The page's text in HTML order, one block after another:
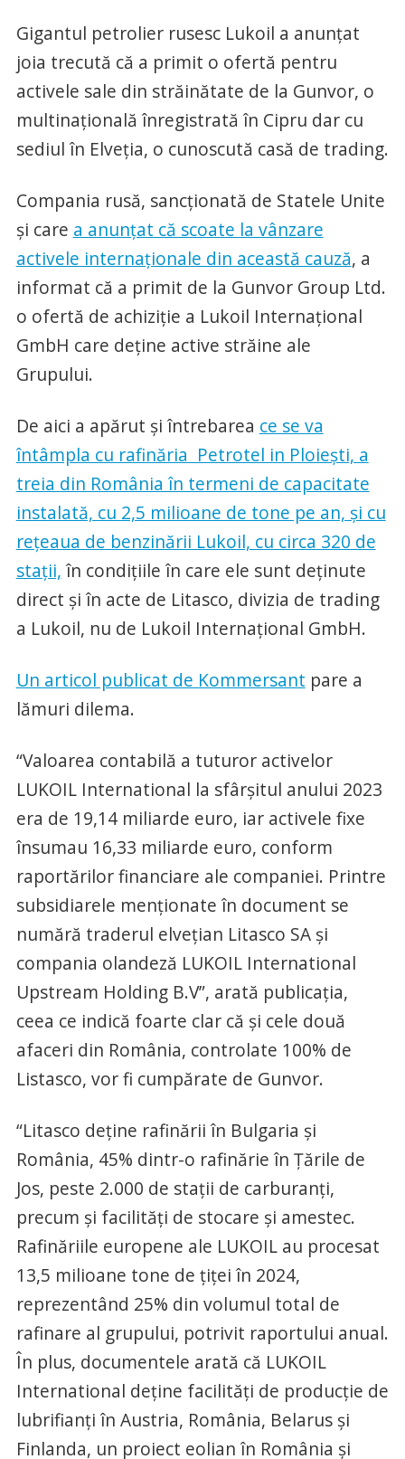
Gigantul petrolier rusesc Lukoil a anunțat
joia trecută că a primit o ofertă pentru
activele sale din străinătate de la Gunvor, o
multinațională înregistrată în Cipru dar cu
sediul în Elveția, o cunoscută casă de trading.
Compania rusă, sancționată de Statele Unite
și care a anunțat că scoate la vânzare
activele internaționale din această cauză, a
informat că a primit de la Gunvor Group Ltd.
o ofertă de achiziție a Lukoil Internațional
GmbH care deține active străine ale
Grupului.
De aici a apărut și întrebarea ce se va
întâmpla cu rafinăria Petrotel in Ploiești, a
treia din România în termeni de capacitate
instalată, cu 2,5 milioane de tone pe an, și cu
rețeaua de benzinării Lukoil, cu circa 320 de
stații,în condițiile în care ele sunt deținute
direct și în acte de Litasco, divizia de trading
a Lukoil, nu de Lukoil Internațional GmbH.
Un articol publicat de Kommersant pare a
lămuri dilema.
“Valoarea contabilă a tuturor activelor
LUKOIL International la sfârșitul anului 2023
era de 19,14 miliarde euro, iar activele fixe
însumau 16,33 miliarde euro, conform
raportărilor financiare ale companiei. Printre
subsidiarele menționate în document se
numără traderul elvețian Litasco SA și
compania olandeză LUKOIL International
Upstream Holding B.V”, arată publicația,
ceea ce indică foarte clar că și cele două
afaceri din România, controlate 100% de
Listasco, vor fi cumpărate de Gunvor.
“Litasco deține rafinării în Bulgaria și
România, 45% dintr-o rafinărie în Țările de
Jos, peste 2.000 de stații de carburanți,
precum și facilități de stocare și amestec.
Rafinăriile europene ale LUKOIL au procesat
13,5 milioane tone de țiței în 2024,
reprezentând 25% din volumul total de
rafinare al grupului, potrivit raportului anual.
În plus, documentele arată că LUKOIL
International deține facilități de producție de
lubrifianți în Austria, România, Belarus și
Finlanda, un proiect eolian în România și